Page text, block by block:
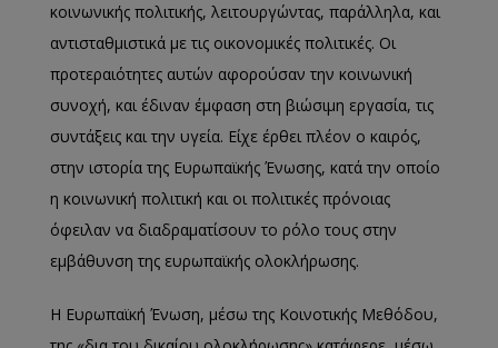
κοινωνικής πολιτικής, λειτουργώντας, παράλληλα, και
αντισταθμιστικά με τις οικονομικές πολιτικές. Οι
προτεραιότητες αυτών αφορούσαν την κοινωνική
συνοχή, και έδιναν έμφαση στη βιώσιμη εργασία, τις
συντάξεις και την υγεία. Είχε έρθει πλέον ο καιρός,
στην ιστορία της Ευρωπαϊκής Ένωσης, κατά την οποίο
η κοινωνική πολιτική και οι πολιτικές πρόνοιας
όφειλαν να διαδραματίσουν το ρόλο τους στην
εμβάθυνση της ευρωπαϊκής ολοκλήρωσης.
Η Ευρωπαϊκή Ένωση, μέσω της Κοινοτικής Μεθόδου,